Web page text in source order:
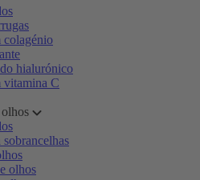
colagénio
hialurónico
vitamina C
sobrancelhas
olhos